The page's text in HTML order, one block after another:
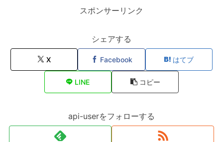
スポンサーリンク
シェアする
X Facebook はてブ
LINE コピー
api-userをフォローする